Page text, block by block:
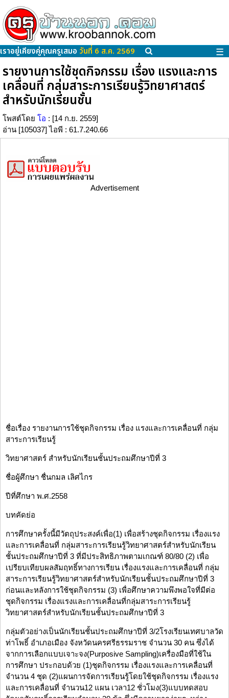
เราอยู่เคียงคู่คุณครูเสมอ วันที่ 6 ส.ค. 2569 ☰
รายงานการใช้ชุดกิจกรรม เรื่อง แรงและการ
เคลื่อนที่ กลุ่มสาระการเรียนรู้วิทยาศาสตร์
สำหรับนักเรียนชั้น
โพสต์โดย โอ : [14 ก.ย. 2559]
อ่าน [105037] ไอพี : 61.7.240.66
Advertisement
ชื่อเรื่อง รายงานการใช้ชุดกิจกรรม เรื่อง แรงและการเคลื่อนที่ กลุ่ม
สาระการเรียนรู้
วิทยาศาสตร์ สำหรับนักเรียนชั้นประถมศึกษาปีที่ 3
ชื่อผู้ศึกษา ชื่นกมล เลิศไกร
ปีที่ศึกษา พ.ศ.2558
บทคัดย่อ
การศึกษาครั้งนี้มีวัตถุประสงค์เพื่อ(1) เพื่อสร้างชุดกิจกรรม เรื่องแรง
และการเคลื่อนที่ กลุ่มสาระการเรียนรู้วิทยาศาสตร์สำหรับนักเรียน
ชั้นประถมศึกษาปีที่ 3 ที่มีประสิทธิภาพตามเกณฑ์ 80/80 (2) เพื่อ
เปรียบเทียบผลสัมฤทธิ์ทางการเรียน เรื่องแรงและการเคลื่อนที่ กลุ่ม
สาระการเรียนรู้วิทยาศาสตร์สำหรับนักเรียนชั้นประถมศึกษาปีที่ 3
ก่อนและหลังการใช้ชุดกิจกรรม (3) เพื่อศึกษาความพึงพอใจที่มีต่อ
ชุดกิจกรรม เรื่องแรงและการเคลื่อนที่กลุ่มสาระการเรียนรู้
วิทยาศาสตร์สำหรับนักเรียนชั้นประถมศึกษาปีที่ 3
กลุ่มตัวอย่างเป็นนักเรียนชั้นประถมศึกษาปีที่ 3/2โรงเรียนเทศบาลวัด
ท่าโพธิ์ อำเภอเมือง จังหวัดนครศรีธรรมราช จำนวน 30 คน ซึ่งได้
จากการเลือกแบบเจาะจง(Purposive Sampling)เครื่องมือที่ใช้ใน
การศึกษา ประกอบด้วย (1)ชุดกิจกรรม เรื่องแรงและการเคลื่อนที่
จำนวน 4 ชุด (2)แผนการจัดการเรียนรู้โดยใช้ชุดกิจกรรม เรื่องแรง
และการเคลื่อนที่ จำนวน12 แผน เวลา12 ชั่วโมง(3)แบบทดสอบ